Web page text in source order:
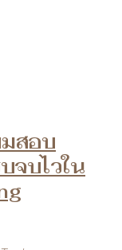
สอบ
จบไวใน